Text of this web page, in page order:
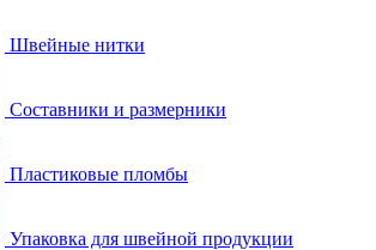
Швейные нитки
Составники и размерники
Пластиковые пломбы
Упаковка для швейной продукции